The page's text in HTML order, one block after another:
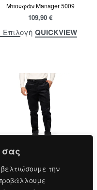
σας
την
Μπουφάν Manager 5009
109,90 €
Επιλογή QUICKVIEW
Παντελόνια John Smith 2448